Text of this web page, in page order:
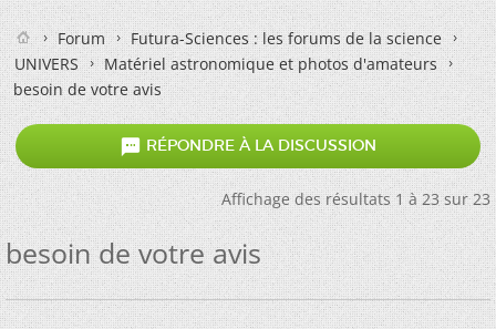
Forum
Futura-Sciences : les forums de la science
UNIVERS
Matériel astronomique et photos d'amateurs
besoin de votre avis
 RÉPONDRE À LA DISCUSSION
Affichage des résultats 1 à 23 sur 23
besoin de votre avis